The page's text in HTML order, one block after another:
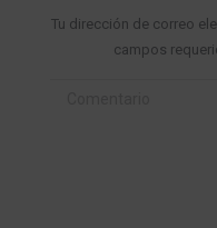
Tu dirección de correo
campos